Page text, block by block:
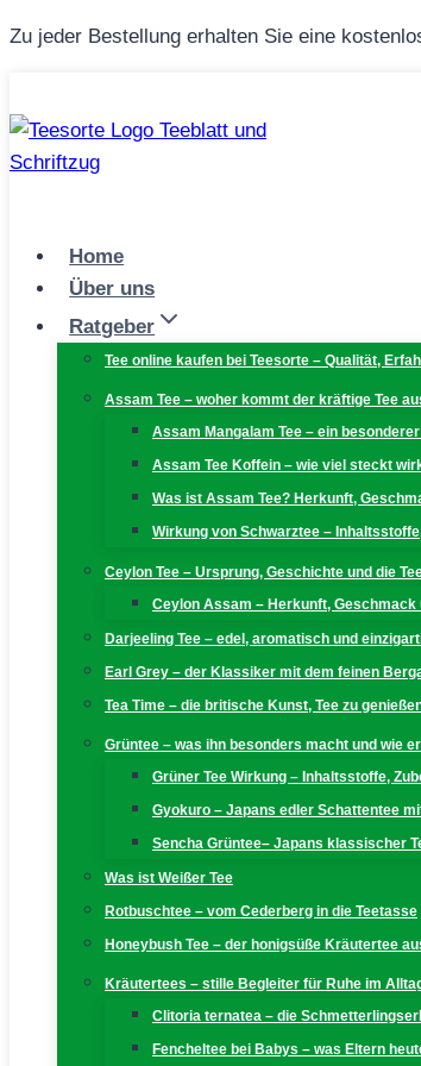
Zum
Zu jeder Bestellung erhalten Sie eine
Home
Über uns
Ratgeber
Tee online kaufen bei Teesorte – Qualität,
Assam Tee – woher kommt der kräftige Tee
Assam Mangalam Tee – ein
Assam Tee Koffein – wie viel steckt
Was ist Assam Tee? Herkunft,
Wirkung von Schwarztee –
Ceylon Tee – Ursprung, Geschichte und die
Ceylon Assam – Herkunft,
Darjeeling Tee – edel, aromatisch und
Earl Grey – der Klassiker mit dem feinen
Tea Time – die britische Kunst, Tee zu
Grüntee – was ihn besonders macht und wie
Grüner Tee Wirkung – Inhaltsstoffe,
Gyokuro – Japans edler Schattentee
Sencha Grüntee– Japans klassischer
Was ist Weißer Tee
Rotbuschtee – vom Cederberg in die Teetasse
Honeybush Tee – der honigsüße Kräutertee
Kräutertees – stille Begleiter für Ruhe im
Clitoria ternatea – die
Fencheltee bei Babys – was Eltern